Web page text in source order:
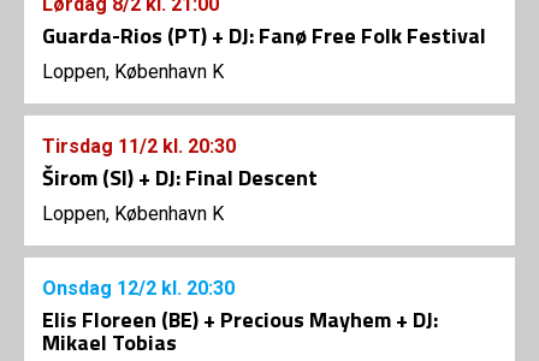
Guarda-Rios (PT) + DJ: Fanø Free Folk Festival
Loppen, København K
Tirsdag 11/2 kl. 20:30
Širom (SI) + DJ: Final Descent
Loppen, København K
Onsdag 12/2 kl. 20:30
Elis Floreen (BE) + Precious Mayhem + DJ:
Mikael Tobias